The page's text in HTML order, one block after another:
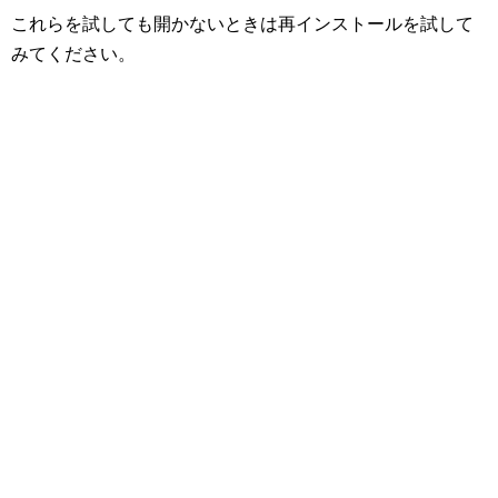
これらを試しても開かないときは再インストールを試して
みてください。